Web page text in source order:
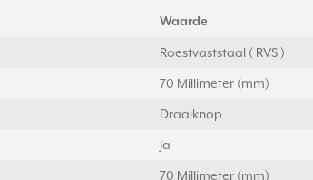
Waarde
Roestvaststaal ( RVS )
70 Millimeter (mm)
Draaiknop
Ja
70 Millimeter (mm)